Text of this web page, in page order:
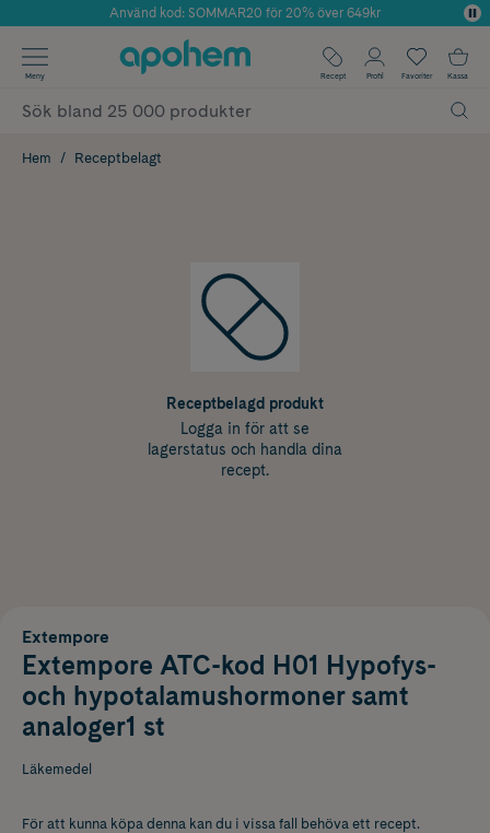
Årets Butik 2025 inom Skönhet
Använd kod: SOMMAR20 för 20% över 649kr
✓ Fri frakt
✓ Poäng på alla köp*
Meny Recept Profil Favoriter Kassa
Hem Receptbelagt
Receptbelagd produkt
Logga in för att se
lagerstatus och handla dina
recept.
Extempore
Extempore ATC-kod H01 Hypofys-
och hypotalamushormoner samt
analoger1 st
Läkemedel
För att kunna köpa denna kan du i vissa fall behöva ett recept.